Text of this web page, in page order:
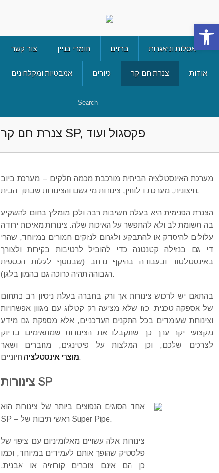
צור קשר חומרי בניין ברזים אסלות וניאגרות
אמבטיות ומקלחונים כיורים צנרת חם קר אודות
צנרת חם קר SP, פקסגול ועוד
מערכת האינסטלציה הביתית מורכבת מכמה חלקים – מערכת ביוב
חיצונית, מערכת דלוחין, צינורות מי גשם והצינורות שבתוך הבית.
הצנרת הפנימית היא בעלת חשיבות רבה ולכן מומלץ בחום להשקיע
בה תשומת לב ולא להתפשר על האיכות שלה. צינורות מאיכות ירודה
עלולים להיסדק או להתבקע ולגרום לנזקים חמורים במיוחד, שהרי
די גם בנזילה קטנטנה כדי להוביל לרטיבות בקירות ולצורך
באינסטלטור ובעבודה בהיקף נרחב (שבנוסף לעלות הכספית
הגבוהה תהיה כרוכה גם בהמון בלגן).
בהתאם יש לרכוש צינורות אך ורק בחברה בעלת ניסיון רב בתחום
של אספקה טכנית, כזו שלא מציעה רק קטלוג עם מגוון אפשרויות
וצינורות שעומדים בכל התקנים העדכניים, אלא מספקת גם מידע
מקצועי יקר ערך כך שתקבלו את הצינורות שמתאימים בדיוק
לצרכים שלכם, וכן המלצות על פיטינגים, מחברים ושאר
מוצרי אינסטלציהחיוניים.
SP
אחד הסוגים הנפוצים ביותר של צינורות הוא
SP – ראשי תיבות של Super Pipe.
צינורות אלה עשויים מאלומיניום עם ציפוי של
פלסטיק שהופך אותם לעמידים במיוחד, וכמו
כן הם אינם צוברים קורוזיה או אבנית.